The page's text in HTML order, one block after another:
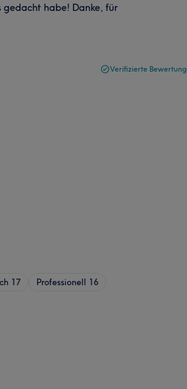
gedacht habe! Danke, für
Verifizierte Bewertung
17 Professionell 16